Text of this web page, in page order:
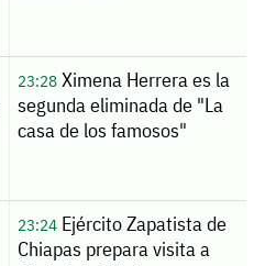
23:28Ximena Herrera es la
segunda eliminada de "La
casa de los famosos"
23:24Ejército Zapatista de
Chiapas prepara visita a